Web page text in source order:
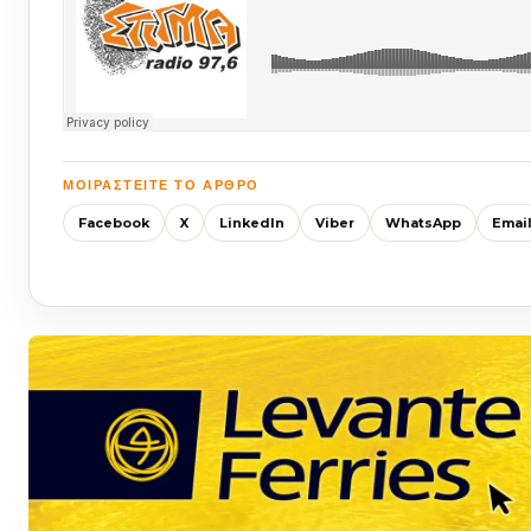
ΜΟΙΡΑΣΤΕΊΤΕ ΤΟ ΆΡΘΡΟ
Facebook X LinkedIn Viber WhatsApp Email